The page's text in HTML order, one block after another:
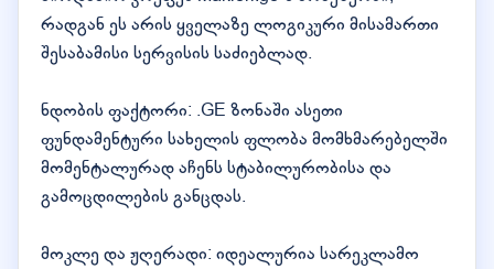
რადგან ეს არის ყველაზე ლოგიკური მისამართი
შესაბამისი სერვისის საძიებლად.
ნდობის ფაქტორი: .GE ზონაში ასეთი
ფუნდამენტური სახელის ფლობა მომხმარებელში
მომენტალურად აჩენს სტაბილურობისა და
გამოცდილების განცდას.
მოკლე და ჟღერადი: იდეალურია სარეკლამო